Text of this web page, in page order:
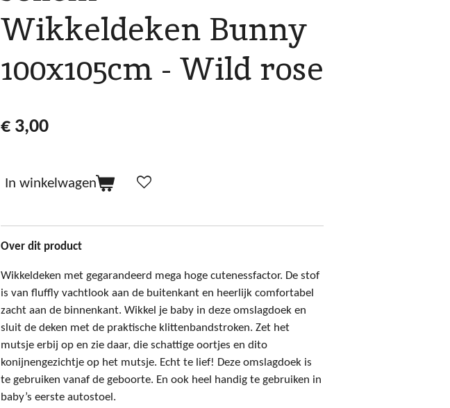
Wikkeldeken Bunny
100x105cm - Wild rose
€ 3,00
In winkelwagen
Over dit product
Wikkeldeken met gegarandeerd mega hoge cutenessfactor. De stof
is van fluffly vachtlook aan de buitenkant en heerlijk comfortabel
zacht aan de binnenkant. Wikkel je baby in deze omslagdoek en
sluit de deken met de praktische klittenbandstroken. Zet het
mutsje erbij op en zie daar, die schattige oortjes en dito
konijnengezichtje op het mutsje. Echt te lief! Deze omslagdoek is
te gebruiken vanaf de geboorte. En ook heel handig te gebruiken in
baby’s eerste autostoel.